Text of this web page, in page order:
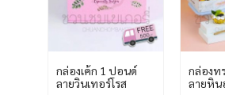
กล่องเค้ก 1 ปอนด์
ลายวินเทอร์โรส
กล่องท
ลายหิ